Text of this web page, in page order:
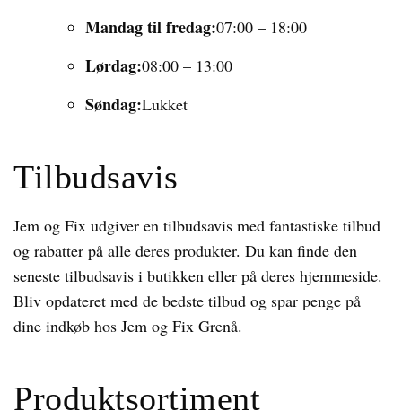
Mandag til fredag:07:00 – 18:00
Lørdag:08:00 – 13:00
Søndag:Lukket
Tilbudsavis
Jem og Fix udgiver en tilbudsavis med fantastiske tilbud
og rabatter på alle deres produkter. Du kan finde den
seneste tilbudsavis i butikken eller på deres hjemmeside.
Bliv opdateret med de bedste tilbud og spar penge på
dine indkøb hos Jem og Fix Grenå.
Produktsortiment